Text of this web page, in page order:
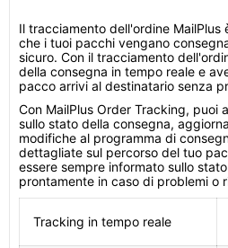
Il tracciamento dell'ordine MailPlus
che i tuoi pacchi vengano
sicuro. Con il tracciamento
della consegna in tempo reale e
pacco arrivi al destinatario senza
Con MailPlus Order Tracking, puoi
sullo stato della consegna,
modifiche al programma di
dettagliate sul percorso del tuo
essere sempre informato sullo
prontamente in caso di problemi o
Tracking in tempo reale